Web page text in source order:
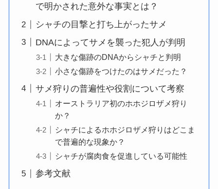
で明かされた意外な事実とは？
シャチの目撃と打ち上がったサメ
DNAによってサメを襲った犯人が判明
大きな傷跡のDNAからシャチと判明
小さな傷跡をつけたのはサメだった？
サメ狩りの普遍性や役割について考察
オーストラリア初のホホジロザメ狩り
か？
シャチによるホホジロザメ狩りはどこま
で普遍的な現象か？
シャチが腐肉食を促進している可能性
参考文献